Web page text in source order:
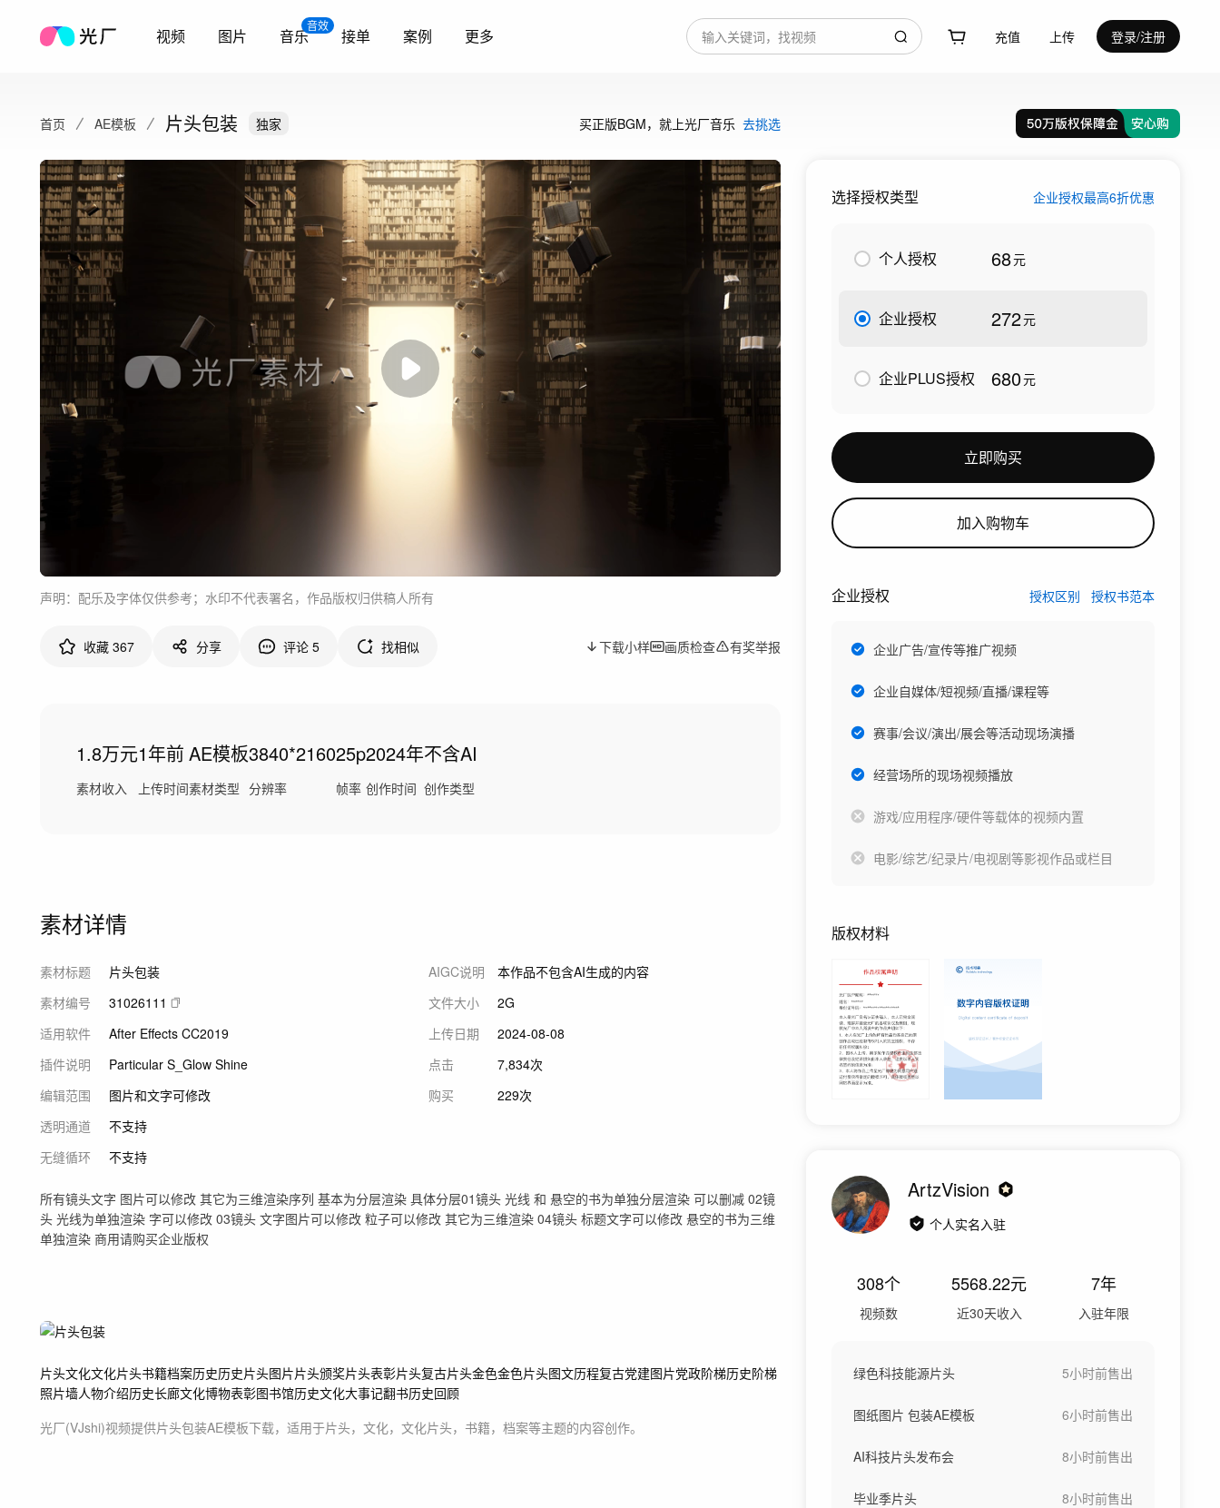
视频 图片
音效
音乐 接单 案例 更多 充值 上传 登录/注册
首页 AE模板 片头包装 独家 买正版BGM，就上光厂音乐 去挑选
声明：配乐及字体仅供参考；水印不代表署名，作品版权归供稿人所有
收藏 367 分享 评论 5 找相似 下载小样 画质检查 有奖举报
1.8万元
素材收入
1年前
上传时间
AE模板
素材类型
3840*2160
分辨率
25p
帧率
2024年
创作时间
不含AI
创作类型
素材详情
素材标题
片头包装
素材编号
31026111
适用软件
After Effects CC2019
插件说明
Particular S_Glow Shine
编辑范围
图片和文字可修改
透明通道
不支持
无缝循环
不支持
AIGC说明
本作品不包含AI生成的内容
文件大小
2G
上传日期
2024-08-08
点击
7,834次
购买
229次
所有镜头文字 图片可以修改 其它为三维渲染序列 基本为分层渲染 具体分层01镜头 光线 和 悬空的书为单独分层渲染 可以删减 02镜
头 光线为单独渲染 字可以修改 03镜头 文字图片可以修改 粒子可以修改 其它为三维渲染 04镜头 标题文字可以修改 悬空的书为三维
单独渲染 商用请购买企业版权
片头文化文化片头书籍档案历史历史片头图片片头颁奖片头表彰片头复古片头金色金色片头图文历程复古党建图片党政阶梯历史阶梯
照片墙人物介绍历史长廊文化博物表彰图书馆历史文化大事记翻书历史回顾
光厂(VJshi)视频提供片头包装AE模板下载，适用于片头，文化，文化片头，书籍，档案等主题的内容创作。
选择授权类型 企业授权最高6折优惠
个人授权 68元
企业授权 272元
企业PLUS授权 680元
立即购买
加入购物车
企业授权 授权区别 授权书范本
企业广告/宣传等推广视频
企业自媒体/短视频/直播/课程等
赛事/会议/演出/展会等活动现场演播
经营场所的现场视频播放
游戏/应用程序/硬件等载体的视频内置
电影/综艺/纪录片/电视剧等影视作品或栏目
版权材料
ArtzVision
个人实名入驻
308个
视频数
5568.22元
近30天收入
7年
入驻年限
绿色科技能源片头 5小时前售出
图纸图片 包装AE模板 6小时前售出
AI科技片头发布会 8小时前售出
毕业季片头 8小时前售出